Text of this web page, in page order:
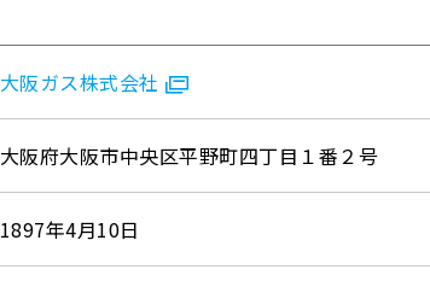
大阪ガス株式会社
大阪府大阪市中央区平野町四丁目１番２号
1897年4月10日